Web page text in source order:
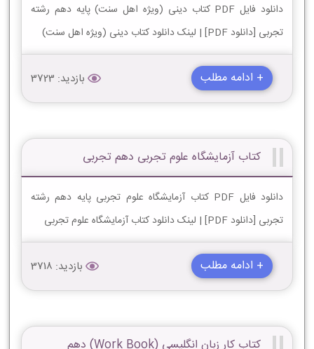
دانلود فایل PDF کتاب دینی (ویژه اهل سنت) پایه دهم رشته
تجربی [دانلود PDF] | لینک دانلود کتاب دینی (ویژه اهل سنت)
+ ادامه مطلب بازدید: 3723
کتاب آزمایشگاه علوم تجربی دهم تجربی
دانلود فایل PDF کتاب آزمایشگاه علوم تجربی پایه دهم رشته
تجربی [دانلود PDF] | لینک دانلود کتاب آزمایشگاه علوم تجربی
+ ادامه مطلب بازدید: 3718
کتاب کار زبان انگلیسی (Work Book) دهم